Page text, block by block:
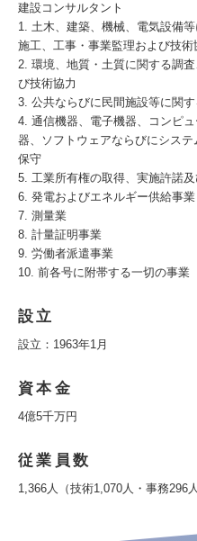
建設コンサルタント
1. 土木、建築、機械、電気設備
施工、工事・事業監理および技術
2. 環境、地質・土質に関する調
び技術協力
3. 公共ならびに民間施設等に関
4. 通信機器、電子機器、コンピ
器、ソフトウェアならびにシス
保守
5. 工業所有権の取得、実施許諾
6. 発電およびエネルギー供給事業
7. 測量業
8. 計量証明事業
9. 労働者派遣事業
10. 前各号に附帯する一切の事業
設立
設立：1963年1月
資本金
4億5千万円
従業員数
1,366人（技術1,070人・事務296人